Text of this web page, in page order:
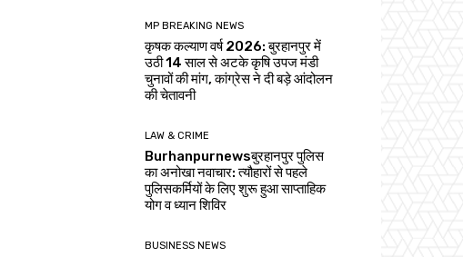
MP BREAKING NEWS
कृषक कल्याण वर्ष 2026: बुरहानपुर में
उठी 14 साल से अटके कृषि उपज मंडी
चुनावों की मांग, कांग्रेस ने दी बड़े आंदोलन
की चेतावनी
LAW & CRIME
Burhanpurnewsबुरहानपुर पुलिस
का अनोखा नवाचार: त्यौहारों से पहले
पुलिसकर्मियों के लिए शुरू हुआ साप्ताहिक
योग व ध्यान शिविर
BUSINESS NEWS